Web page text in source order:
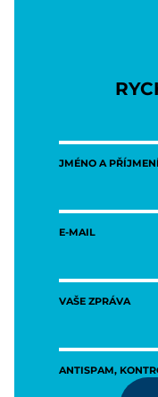
JMÉNO A
E-MAIL
VAŠE ZPRÁVA
ANTISPAM,